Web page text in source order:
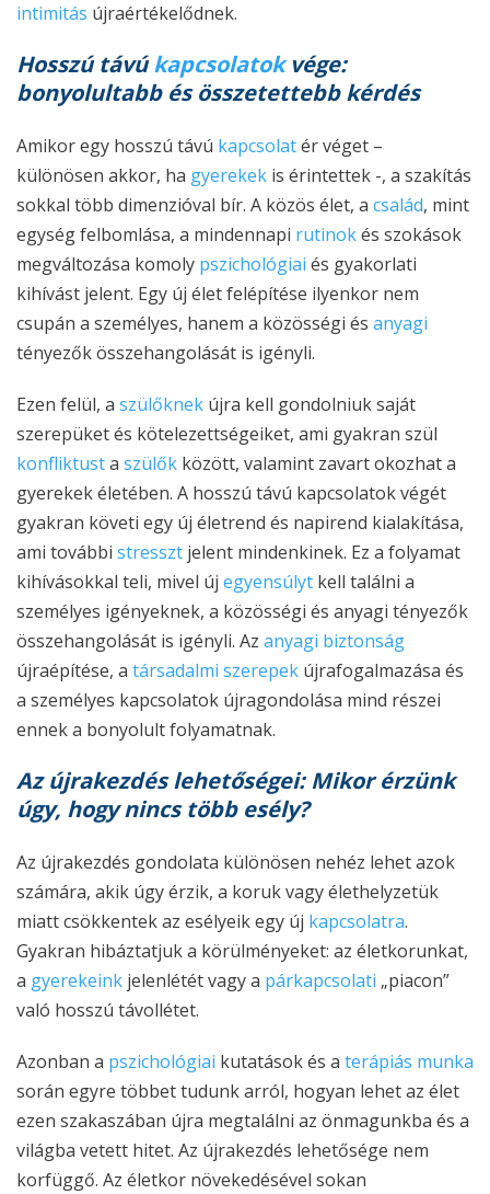
intimitás újraértékelődnek.
Hosszú távúkapcsolatokvége:
bonyolultabb és összetettebb kérdés
Amikor egy hosszú távú kapcsolatér véget –
különösen akkor, ha gyerekek is érintettek -, a szakítás
sokkal több dimenzióval bír. A közös élet, a család, mint
egység felbomlása, a mindennapi rutinokés szokások
megváltozása komoly pszichológiai és gyakorlati
kihívást jelent. Egy új élet felépítése ilyenkor nem
csupán a személyes, hanem a közösségi és anyagi
tényezők összehangolását is igényli.
Ezen felül, a szülőknek újra kell gondolniuk saját
szerepüket és kötelezettségeiket, ami gyakran szül
konfliktusta szülők között, valamint zavart okozhat a
gyerekek életében. A hosszú távú kapcsolatok végét
gyakran követi egy új életrend és napirend kialakítása,
ami további stresszt jelent mindenkinek. Ez a folyamat
kihívásokkal teli, mivel új egyensúlyt kell találni a
személyes igényeknek, a közösségi és anyagi tényezők
összehangolását is igényli. Az anyagi biztonság
újraépítése, a társadalmi szerepek újrafogalmazása és
a személyes kapcsolatok újragondolása mind részei
ennek a bonyolult folyamatnak.
Azújrakezdéslehetőségei: Mikorérzünk
úgy, hogynincstöbb esély?
Az újrakezdés gondolata különösen nehéz lehet azok
számára, akik úgy érzik, a koruk vagy élethelyzetük
miatt csökkentek az esélyeik egy új kapcsolatra.
Gyakran hibáztatjuk a körülményeket: az életkorunkat,
a gyerekeink jelenlétét vagy a párkapcsolati „piacon”
való hosszú távollétet.
Azonban a pszichológiai kutatások és a terápiás munka
során egyre többet tudunk arról, hogyan lehet az élet
ezen szakaszában újra megtalálni az önmagunkba és a
világba vetett hitet. Az újrakezdés lehetősége nem
korfüggő. Az életkor növekedésével sokan